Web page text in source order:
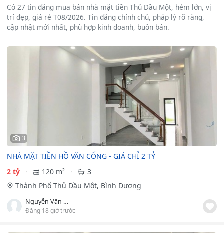
Có 27 tin đăng mua bán nhà mặt tiền Thủ Dầu Một, hẻm lớn, vị
trí đẹp, giá rẻ T08/2026. Tin đăng chính chủ, pháp lý rõ ràng,
cập nhật mới nhất, phù hợp kinh doanh, buôn bán.
3
NHÀ MẶT TIỀN HỒ VĂN CỐNG - GIÁ CHỈ 2 TỶ
2 tỷ
120 m²
3
Thành Phố Thủ Dầu Một, Bình Dương
Nguyễn Văn Khá
Đăng 18 giờ trước